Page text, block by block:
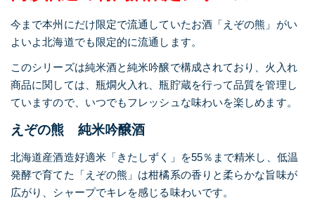
今まで本州にだけ限定で流通していたお酒「えぞの熊」がい
よいよ北海道でも限定的に流通します。
このシリーズは純米酒と純米吟醸で構成されており、火入れ
商品に関しては、瓶燗火入れ、瓶貯蔵を行って品質を管理し
ていますので、いつでもフレッシュな味わいを楽しめます。
えぞの熊 純米吟醸酒
北海道産酒造好適米「きたしずく」を55％まで精米し、低温
発酵で育てた「えぞの熊」は柑橘系の香りと柔らかな旨味が
広がり、シャープでキレを感じる味わいです。